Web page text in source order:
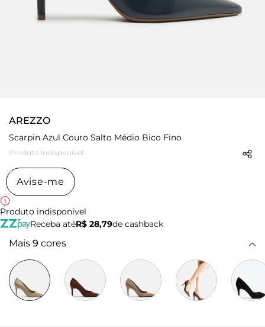
AREZZO
Scarpin Azul Couro Salto Médio Bico Fino
Produto indisponível
Avise-me
Produto indisponível
Receba atéR$ 28,79de cashback
Mais 9 cores